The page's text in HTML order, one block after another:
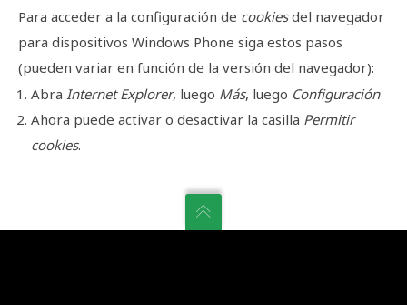
Para acceder a la configuración de cookiesdel navegador
para dispositivos Windows Phone siga estos pasos
(pueden variar en función de la versión del navegador):
Abra Internet Explorer, luego Más, luego Configuración
Ahora puede activar o desactivar la casilla Permitir
cookies.